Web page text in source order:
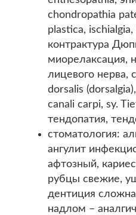
chondropathia
plastica,
контрактура
миорелаксация,
лицевого нерва,
dorsalis
canali carpi, sy.
тендопатия,
стоматология:
ангулит
афтозный,
рубцы свежие,
дентиция
надлом –